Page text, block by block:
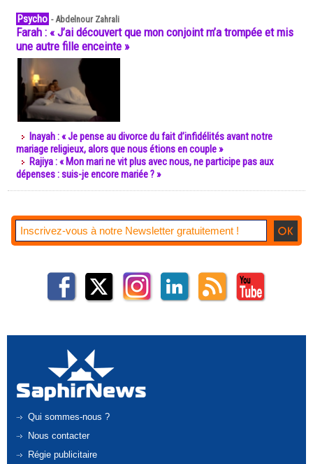
Psycho -Abdelnour Zahrali
Farah : « J’ai découvert que mon conjoint m’a trompée et mis
une autre fille enceinte »
Inayah : « Je pense au divorce du fait d’infidélités avant notre
mariage religieux, alors que nous étions en couple »
Rajiya : « Mon mari ne vit plus avec nous, ne participe pas aux
dépenses : suis-je encore mariée ? »
Qui sommes-nous ?
Nous contacter
Régie publicitaire